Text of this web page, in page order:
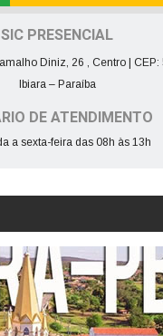
SIC PRESENCIAL
Diniz, 26 , Centro |
Ibiara – Paraíba
DE ATENDIMENTO
a sexta-feira das 08h às 13h